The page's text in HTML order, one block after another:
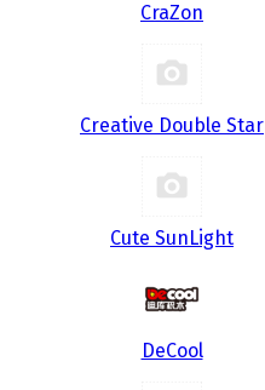
CraZon
Creative Double Star
Cute SunLight
DeCool